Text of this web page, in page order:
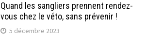
Quand les sangliers prennent rendez-
vous chez le véto, sans prévenir !
5 décembre 2023